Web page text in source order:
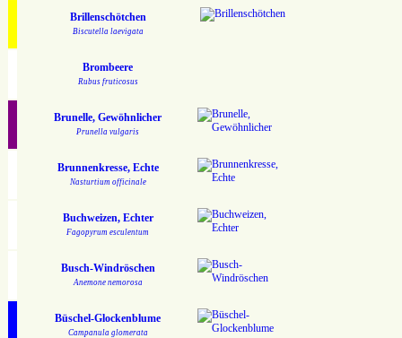
Brillenschötchen
Biscutella laevigata
Brombeere
Rubus fruticosus
Brunelle, Gewöhnlicher
Prunella vulgaris
Brunnenkresse, Echte
Nasturtium officinale
Buchweizen, Echter
Fagopyrum esculentum
Busch-Windröschen
Anemone nemorosa
Büschel-Glockenblume
Campanula glomerata